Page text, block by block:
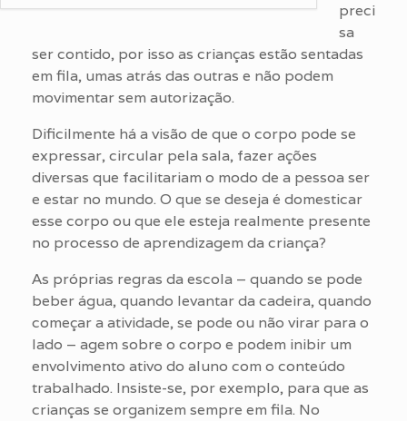
preci
sa
ser contido, por isso as crianças estão sentadas
em fila, umas atrás das outras e não podem
movimentar sem autorização.
Dificilmente há a visão de que o corpo pode se
expressar, circular pela sala, fazer ações
diversas que facilitariam o modo de a pessoa ser
e estar no mundo. O que se deseja é domesticar
esse corpo ou que ele esteja realmente presente
no processo de aprendizagem da criança?
As próprias regras da escola – quando se pode
beber água, quando levantar da cadeira, quando
começar a atividade, se pode ou não virar para o
lado – agem sobre o corpo e podem inibir um
envolvimento ativo do aluno com o conteúdo
trabalhado. Insiste-se, por exemplo, para que as
crianças se organizem sempre em fila. No